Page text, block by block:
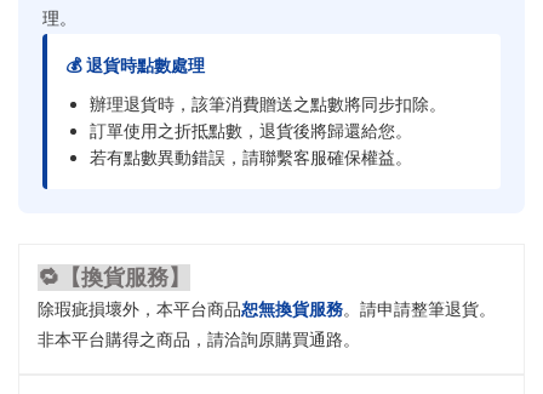
理。
💰 退貨時點數處理
辦理退貨時，該筆消費贈送之點數將同步扣除。
訂單使用之折抵點數，退貨後將歸還給您。
若有點數異動錯誤，請聯繫客服確保權益。
🔁【換貨服務】
除瑕疵損壞外，本平台商品恕無換貨服務。請申請整筆退貨。
非本平台購得之商品，請洽詢原購買通路。